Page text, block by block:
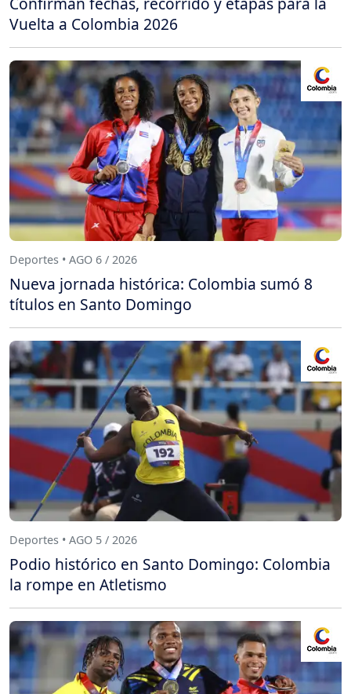
Vuelta a Colombia 2026
Deportes • AGO 6 / 2026
Nueva jornada histórica: Colombia sumó 8
títulos en Santo Domingo
Deportes • AGO 5 / 2026
Podio histórico en Santo Domingo: Colombia
la rompe en Atletismo